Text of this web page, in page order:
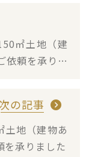
㎡土地（建
依頼を承りま
の記事
地（建物あ
を承りました